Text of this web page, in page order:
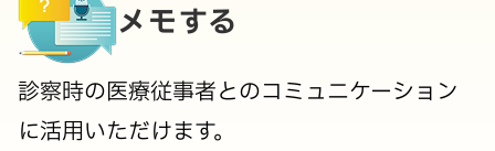
メモする
診察時の医療従事者とのコミュニケーション
に活用いただけます。